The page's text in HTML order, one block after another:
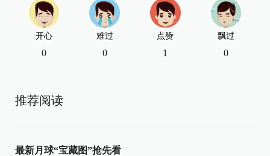
开心
0
难过
0
点赞
1
飘过
0
推荐阅读
最新月球“宝藏图”抢先看